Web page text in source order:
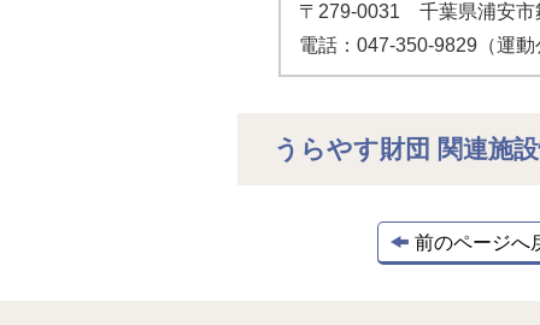
〒279-0031 千葉県浦安市
電話：047-350-9829（運
うらやす財団 関連施
前のページへ